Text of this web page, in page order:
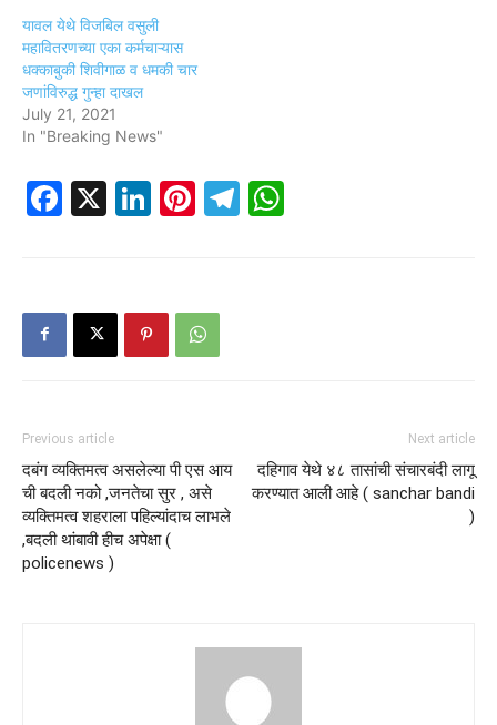
यावल येथे विजबिल वसुली
महावितरणच्या एका कर्मचाऱ्यास
धक्काबुकी शिवीगाळ व धमकी चार
जणांविरुद्ध गुन्हा दाखल
July 21, 2021
In "Breaking News"
Facebook
X LinkedIn
Pinterest
Telegram
Previous article
दबंग व्यक्तिमत्व असलेल्या पी एस आय
ची बदली नको ,जनतेचा सुर , असे
व्यक्तिमत्व शहराला पहिल्यांदाच लाभले
,बदली थांबावी हीच अपेक्षा (
policenews )
Next article
दहिगाव येथे ४८ तासांची संचारबंदी लागू
करण्यात आली आहे ( sanchar bandi
)